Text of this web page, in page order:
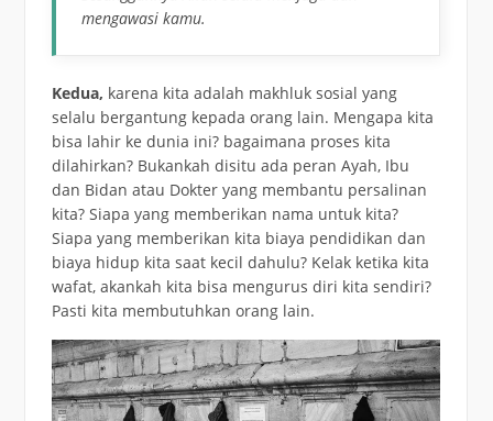
mengawasi kamu.
Kedua, karena kita adalah makhluk sosial yang
selalu bergantung kepada orang lain. Mengapa kita
bisa lahir ke dunia ini? bagaimana proses kita
dilahirkan? Bukankah disitu ada peran Ayah, Ibu
dan Bidan atau Dokter yang membantu persalinan
kita? Siapa yang memberikan nama untuk kita?
Siapa yang memberikan kita biaya pendidikan dan
biaya hidup kita saat kecil dahulu? Kelak ketika kita
wafat, akankah kita bisa mengurus diri kita sendiri?
Pasti kita membutuhkan orang lain.